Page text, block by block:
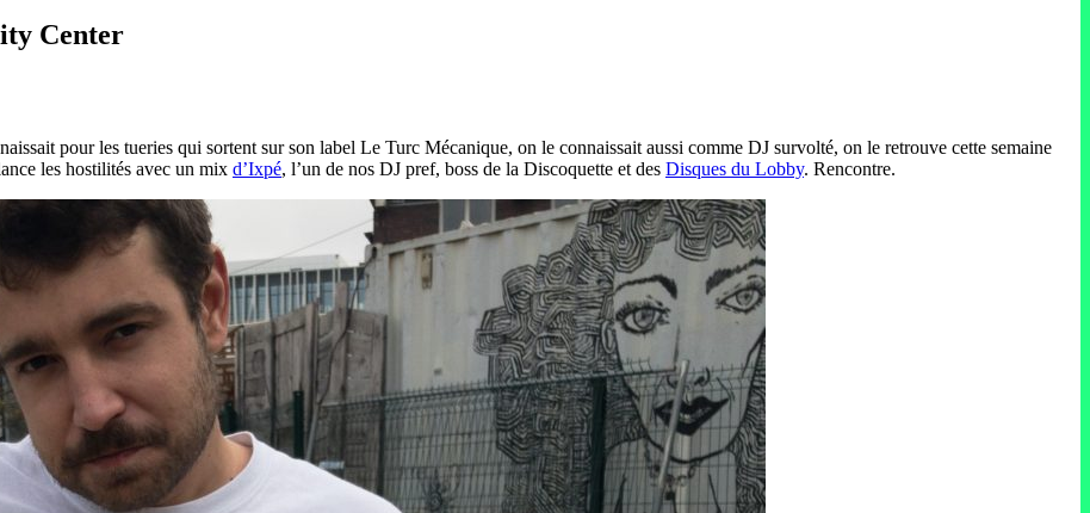
Center
pour les tueries qui sortent sur son label Le Turc Mécanique, on le connaissait aussi comme DJ survolté, on le retrouve cette semaine
les hostilités avec un mix d’Ixpé, l’un de nos DJ pref, boss de la Discoquette et des Disques du Lobby. Rencontre.